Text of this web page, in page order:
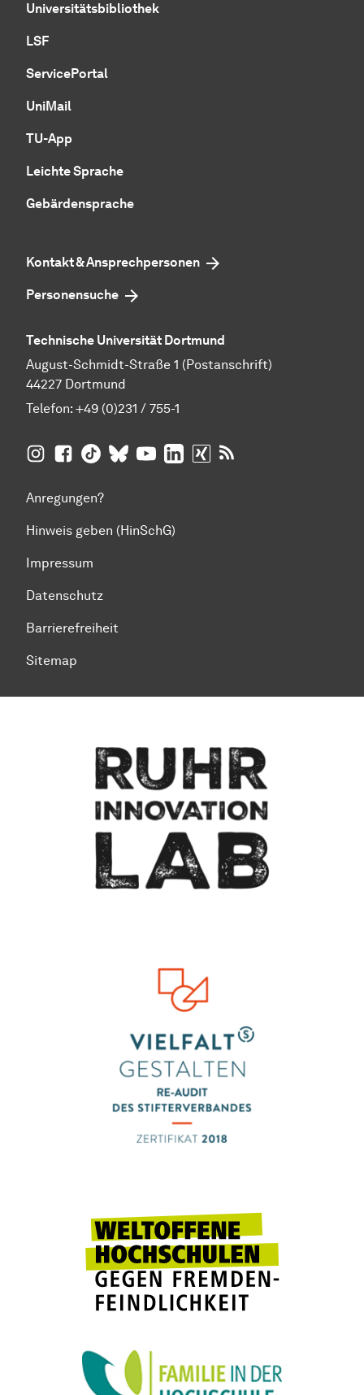
Universitätsbibliothek
LSF
ServicePortal
UniMail
TU-App
Leichte Sprache
Gebärdensprache
Kontakt & Ansprechpersonen
Personensuche
Technische Universität Dortmund
August-Schmidt-Straße 1 (Postanschrift)
44227 Dortmund
Telefon: +49 (0)231 / 755-1
TU Dortmund aufInsta­gram
TU Dortmund auf Facebook
TU Dortmund auf TikTok
TU Dortmund auf BlueSky
TU Dortmund auf YouTube
TU Dortmund auf LinkedIn
TU Dortmund auf XING
Anregungen?
Hinweis geben (HinSchG)
Impressum
Datenschutz
Barrierefreiheit
Sitemap